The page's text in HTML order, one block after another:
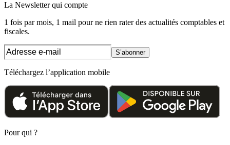
La Newsletterqui compte
1 fois par mois, 1 mail pour ne rien rater des actualités comptables et
fiscales.
S’abonner
Téléchargez l’application mobile
Pour qui ?